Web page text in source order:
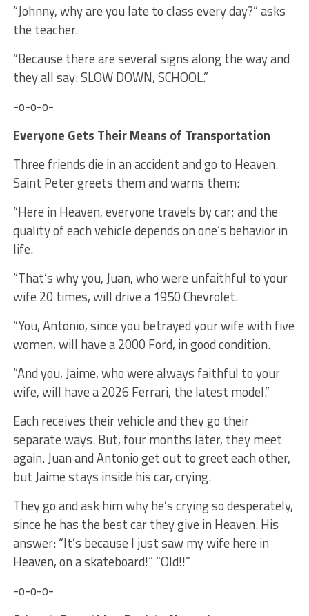
“Johnny, why are you late to class every day?” asks
the teacher.
“Because there are several signs along the way and
they all say: SLOW DOWN, SCHOOL.”
-o-o-o-
Everyone Gets Their Means of Transportation
Three friends die in an accident and go to Heaven.
Saint Peter greets them and warns them:
“Here in Heaven, everyone travels by car; and the
quality of each vehicle depends on one’s behavior in
life.
“That’s why you, Juan, who were unfaithful to your
wife 20 times, will drive a 1950 Chevrolet.
“You, Antonio, since you betrayed your wife with five
women, will have a 2000 Ford, in good condition.
“And you, Jaime, who were always faithful to your
wife, will have a 2026 Ferrari, the latest model.”
Each receives their vehicle and they go their
separate ways. But, four months later, they meet
again. Juan and Antonio get out to greet each other,
but Jaime stays inside his car, crying.
They go and ask him why he’s crying so desperately,
since he has the best car they give in Heaven. His
answer: “It’s because I just saw my wife here in
Heaven, on a skateboard!” “Old!!”
-o-o-o-